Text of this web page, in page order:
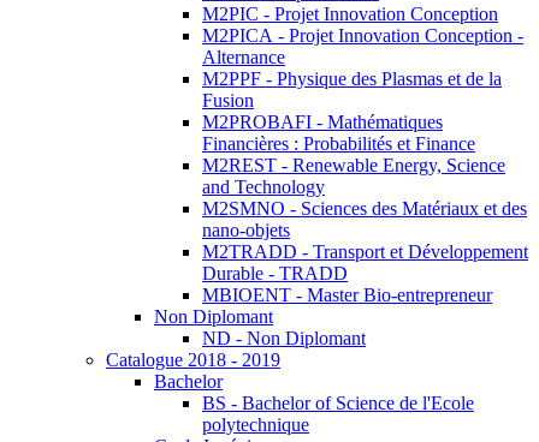
M2PIC - Projet Innovation Conception
M2PICA - Projet Innovation Conception -
Alternance
M2PPF - Physique des Plasmas et de la
Fusion
M2PROBAFI - Mathématiques
Financières : Probabilités et Finance
M2REST - Renewable Energy, Science
and Technology
M2SMNO - Sciences des Matériaux et des
nano-objets
M2TRADD - Transport et Développement
Durable - TRADD
MBIOENT - Master Bio-entrepreneur
Non Diplomant
ND - Non Diplomant
Catalogue 2018 - 2019
Bachelor
BS - Bachelor of Science de l'Ecole
polytechnique